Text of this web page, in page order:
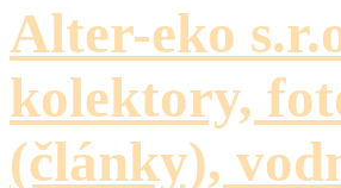
Alter-eko
kolektory,
(články),